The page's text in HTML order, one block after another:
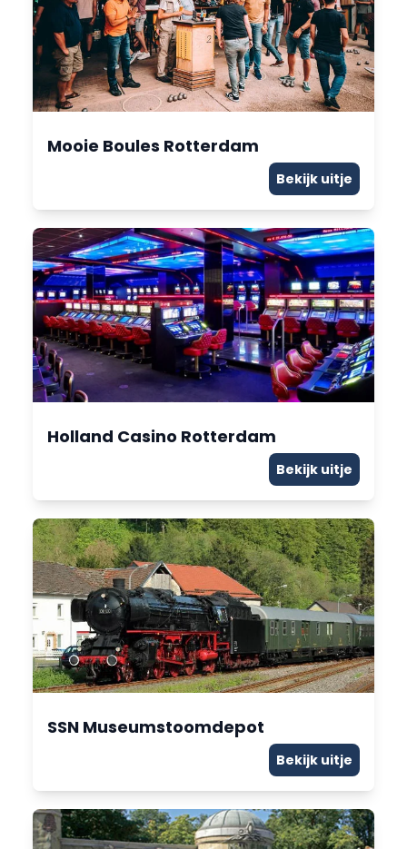
Mooie Boules Rotterdam
Bekijk uitje
Holland Casino Rotterdam
Bekijk uitje
SSN Museumstoomdepot
Bekijk uitje